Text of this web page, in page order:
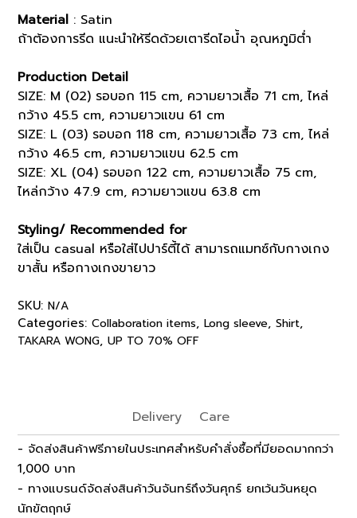
Material : Satin
ถ้าต้องการรีด แนะนำให้รีดด้วยเตารีดไอน้ำ อุณหภูมิต่ำ
Production Detail
SIZE: M (02) รอบอก 115 cm, ความยาวเสื้อ 71 cm, ไหล่
กว้าง 45.5 cm, ความยาวแขน 61 cm
SIZE: L (03) รอบอก 118 cm, ความยาวเสื้อ 73 cm, ไหล่
กว้าง 46.5 cm, ความยาวแขน 62.5 cm
SIZE: XL (04) รอบอก 122 cm, ความยาวเสื้อ 75 cm,
ไหล่กว้าง 47.9 cm, ความยาวแขน 63.8 cm
Styling/ Recommended for
ใส่เป็น casual หรือใส่ไปปาร์ตี้ได้ สามารถแมทซ์กับกางเกง
ขาสั้น หรือกางเกงขายาว
SKU: N/A
Categories: Collaboration items, Long sleeve, Shirt,
TAKARA WONG, UP TO 70% OFF
Delivery Care
- จัดส่งสินค้าฟรีภายในประเทศสำหรับคำสั่งซื้อที่มียอดมากกว่า
1,000 บาท
- ทางแบรนด์จัดส่งสินค้าวันจันทร์ถึงวันศุกร์ ยกเว้นวันหยุด
นักขัตฤกษ์